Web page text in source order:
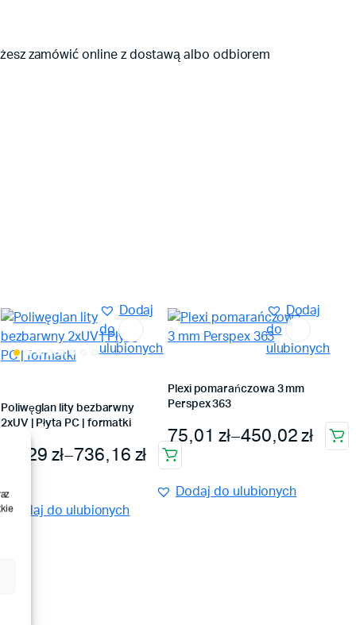
zamówić online z dostawą albo odbiorem
do 450,02 zł
Dodaj
do
ulubionych
Poliwęglan lity bezbarwny
2xUV | Płyta PC | formatki
24,29 zł–736,16 zł
Zakres cen: od 24,29 zł do 736,16 zł
ma
Dodaj do ulubionych
Dodaj
do
ulubionych
Plexi pomarańczowa 3 mm
Perspex 363
75,01 zł–450,02zł
Zakres cen: od 75,01
Ten
produkt
wiele
Dodaj do ulubionych